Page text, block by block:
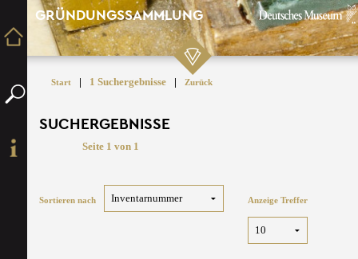
GRÜNDUNGSSAMMLUNG
Start | 1 Suchergebnisse | Zurück
SUCHERGEBNISSE
Seite 1 von 1
Sortieren nach Anzeige Treffer